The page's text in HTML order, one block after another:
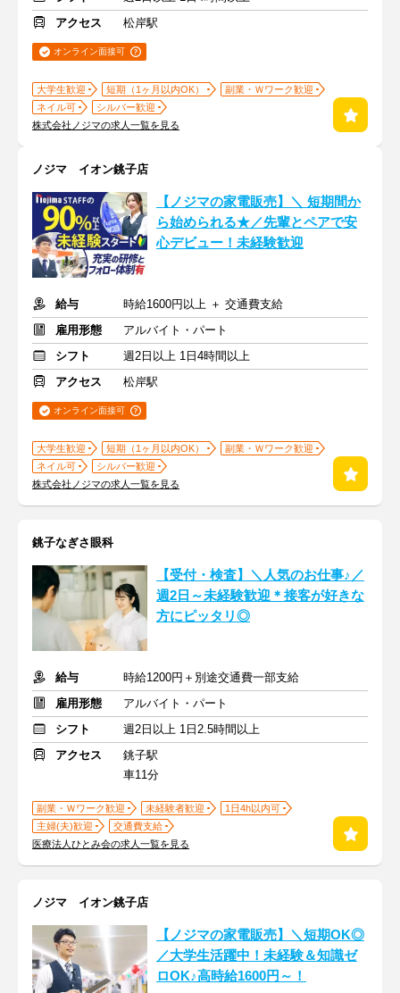
アクセス
松岸駅
オンライン面接可
大学生歓迎 短期（1ヶ月以内OK）
副業・Ｗワーク歓迎
ネイル可
シルバー歓迎
株式会社ノジマの求人一覧を見る
ノジマ イオン銚子店
【ノジマの家電販売】＼ 短期間か
ら始められる★／先輩とペアで安
心デビュー！未経験歓迎
給与
時給1600円以上 ＋ 交通費支給
雇用形態
アルバイト・パート
シフト
週2日以上 1日4時間以上
アクセス
松岸駅
オンライン面接可
大学生歓迎 短期（1ヶ月以内OK）
副業・Ｗワーク歓迎
ネイル可
シルバー歓迎
株式会社ノジマの求人一覧を見る
銚子なぎさ眼科
【受付・検査】＼人気のお仕事♪／
週2日～未経験歓迎＊接客が好きな
方にピッタリ◎
給与
時給1200円＋別途交通費一部支給
雇用形態
アルバイト・パート
シフト
週2日以上 1日2.5時間以上
アクセス
銚子駅
車11分
副業・Ｗワーク歓迎 未経験者歓迎
1日4h以内可
主婦(夫)歓迎
交通費支給
医療法人ひとみ会の求人一覧を見る
ノジマ イオン銚子店
【ノジマの家電販売】＼短期OK◎
／大学生活躍中！未経験＆知識ゼ
ロOK♪高時給1600円～！